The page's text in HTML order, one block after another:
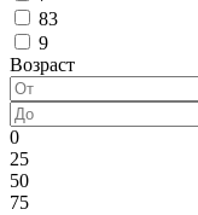
83
9
Возраст
0
25
50
75